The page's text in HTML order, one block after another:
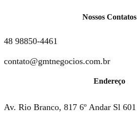
Nossos Contatos
48 98850-4461
contato@gmtnegocios.com.br
Endereço
Av. Rio Branco, 817 6º Andar Sl 601